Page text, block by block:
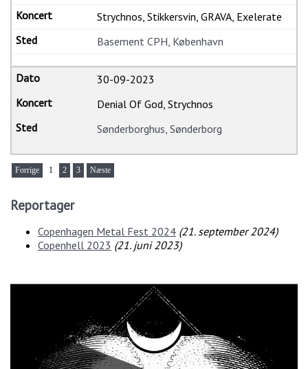
Strychnos, Stikkersvin, GRAVA, Exelerate
Basement CPH, København
30-09-2023
Denial Of God, Strychnos
Sønderborghus, Sønderborg
Forrige 1 2 3 Næste
Reportager
Copenhagen Metal Fest 2024 (21. september 2024)
Copenhell 2023 (21. juni 2023)